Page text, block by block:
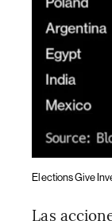
Elections Give
Las